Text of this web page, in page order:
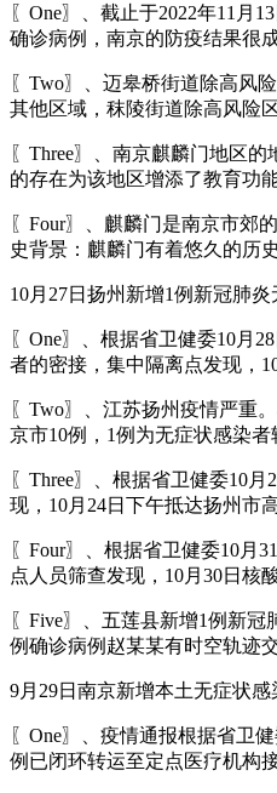
〖One〗、截止于2022年11月
确诊病例，南京的防疫结果很
〖Two〗、迈皋桥街道除高风
其他区域，秣陵街道除高风险
〖Three〗、南京麒麟门地区
的存在为该地区增添了教育功
〖Four〗、麒麟门是南京市郊
史背景：麒麟门有着悠久的历
10月27日扬州新增1例新冠肺
〖One〗、根据省卫健委10月
者的密接，集中隔离点发现，
〖Two〗、江苏扬州疫情严重
京市10例，1例为无症状感染
〖Three〗、根据省卫健委10
现，10月24日下午抵达扬州市
〖Four〗、根据省卫健委10月
点人员筛查发现，10月30日核
〖Five〗、五莲县新增1例新
例确诊病例赵某某有时空轨迹
9月29日南京新增本土无症状
〖One〗、疫情通报根据省卫
例已闭环转运至定点医疗机构